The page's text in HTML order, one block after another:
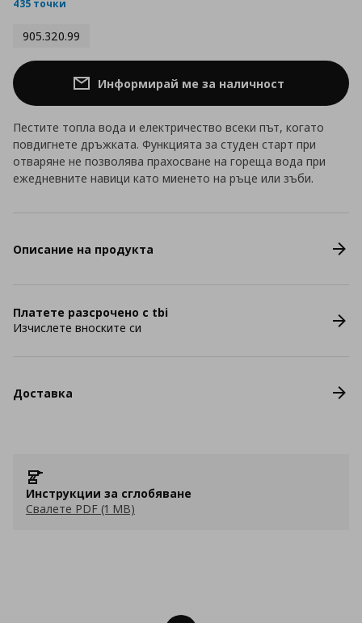
435 точки
905.320.99
Информирай ме за наличност
Пестите топла вода и електричество всеки път, когато
повдигнете дръжката. Функцията за студен старт при
отваряне не позволява прахосване на гореща вода при
ежедневните навици като миенето на ръце или зъби.
Описание на продукта
Платете разсрочено с tbi
Изчислете вноските си
Доставка
Инструкции за сглобяване
Свалете PDF (1 MB)